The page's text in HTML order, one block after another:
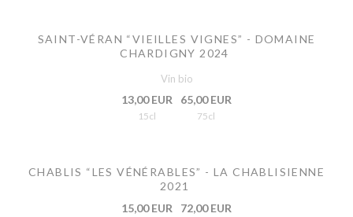
SAINT-VÉRAN “VIEILLES VIGNES” - DOMAINE
CHARDIGNY 2024
Vin bio
13,00 EUR
15cl
65,00 EUR
75cl
CHABLIS “LES VÉNÉRABLES” - LA CHABLISIENNE
2021
15,00 EUR
72,00 EUR